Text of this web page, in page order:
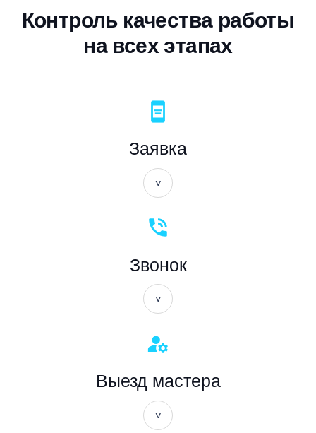
Контроль качества работы
на всех этапах
aod
Заявка
phone_in_talk
Звонок
manage_accounts
Выезд мастера